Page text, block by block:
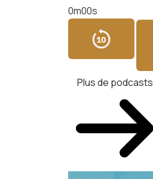
0m00s
Plus de podcasts